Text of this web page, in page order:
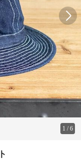
1 /6